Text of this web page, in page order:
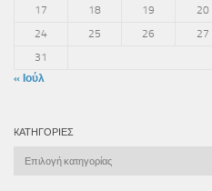
17
18 19 20
24
25 26 27
31
« Ιούλ
KΑΤΗΓΟΡΊΕΣ
Kατηγορίες